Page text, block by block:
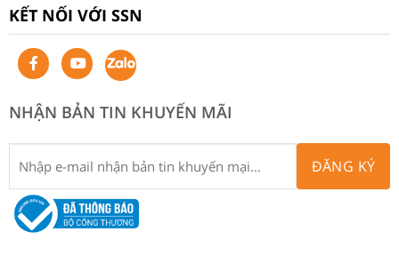
KẾT NỐI VỚI SSN
NHẬN BẢN TIN KHUYẾN MÃI
ĐĂNG KÝ